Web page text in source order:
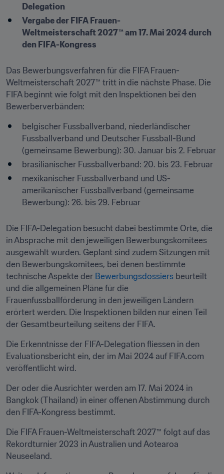
Delegation
Vergabe der FIFA Frauen-
Weltmeisterschaft 2027™ am 17. Mai 2024 durch
den FIFA-Kongress
Das Bewerbungsverfahren für die FIFA Frauen-
Weltmeisterschaft 2027™ tritt in die nächste Phase. Die
FIFA beginnt wie folgt mit den Inspektionen bei den
Bewerberverbänden:
belgischer Fussballverband, niederländischer
Fussballverband und Deutscher Fussball-Bund
(gemeinsame Bewerbung): 30. Januar bis 2. Februar
brasilianischer Fussballverband: 20. bis 23. Februar
mexikanischer Fussballverband und US-
amerikanischer Fussballverband (gemeinsame
Bewerbung): 26. bis 29. Februar
Die FIFA-Delegation besucht dabei bestimmte Orte, die
in Absprache mit den jeweiligen Bewerbungskomitees
ausgewählt wurden. Geplant sind zudem Sitzungen mit
den Bewerbungskomitees, bei denen bestimmte
technische Aspekte der Bewerbungsdossiers beurteilt
und die allgemeinen Pläne für die
Frauenfussballförderung in den jeweiligen Ländern
erörtert werden. Die Inspektionen bilden nur einen Teil
der Gesamtbeurteilung seitens der FIFA.
Die Erkenntnisse der FIFA-Delegation fliessen in den
Evaluationsbericht ein, der im Mai 2024 auf FIFA.com
veröffentlicht wird.
Der oder die Ausrichter werden am 17. Mai 2024 in
Bangkok (Thailand) in einer offenen Abstimmung durch
den FIFA-Kongress bestimmt.
Die FIFA Frauen-Weltmeisterschaft 2027™ folgt auf das
Rekordturnier 2023 in Australien und Aotearoa
Neuseeland.